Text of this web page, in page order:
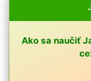
Ako sa naučiť